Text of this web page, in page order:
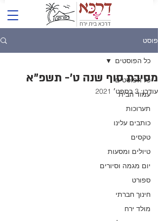
פוסט
כל הפוסטים
עמוד הבית
תערוכות
כותבים עלינו
טקסים
טיולים ומסעות
יום מגמה וסיורים
ספורט
חינוך חברתי
מולד ירח
כל הפוסטים
מסיבת סוף שנה ט'- תשפ"א
עודכן:3 בספט׳ 2021